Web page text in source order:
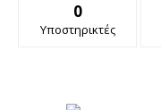
0
Υποστηρικτές